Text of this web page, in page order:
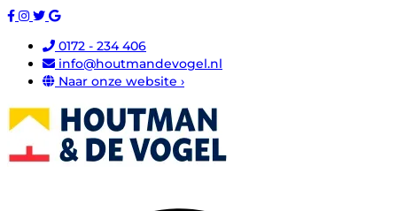
0172 - 234 406
info@houtmandevogel.nl
Naar onze website ›